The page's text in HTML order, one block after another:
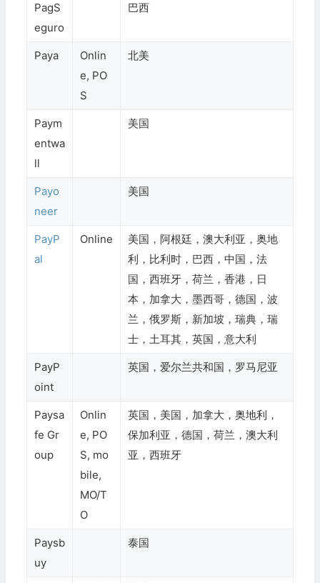
PagS
eguro
巴西
Paya
Onlin
e, PO
S
北美
Paym
entwa
ll
美国
Payo
neer
美国
PayP
al
Online
美国，阿根廷，澳大利亚，奥地
利，比利时，巴西，中国，法
国，西班牙，荷兰，香港，日
本，加拿大，墨西哥，德国，波
兰，俄罗斯，新加坡，瑞典，瑞
士，土耳其，英国，意大利
PayP
oint
英国，爱尔兰共和国，罗马尼亚
Paysa
fe Gr
oup
Onlin
e, PO
S, mo
bile,
MO/T
O
英国，美国，加拿大，奥地利，
保加利亚，德国，荷兰，澳大利
亚，西班牙
Paysb
uy
泰国